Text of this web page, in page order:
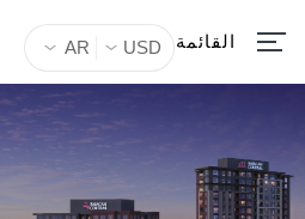
القائمة AR USD